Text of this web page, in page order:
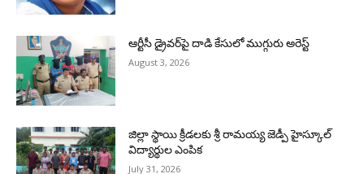
ఆర్టీసీ డ్రైవర్‌పై దాడి కేసులో ముగ్గురు అరెస్ట్
August 3, 2026
జిల్లా స్థాయి క్రీడలకు శ్రీ రామయ్య జెడ్పీ హైస్కూల్
విద్యార్థుల ఎంపిక
July 31, 2026